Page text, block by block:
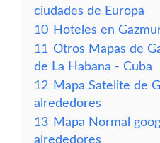
ciudades de Europa
10 Hoteles en
11 Otros Mapas de
de La Habana - Cuba
12 Mapa Satelite de
alrededores
13 Mapa Normal
alrededores